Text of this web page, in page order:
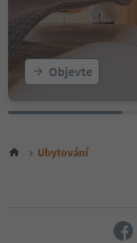
Objevte
Ubytování